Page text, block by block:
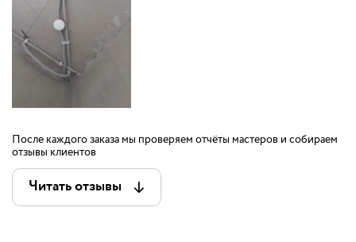
После каждого заказа мы проверяем отчёты мастеров и собираем
отзывы клиентов
Читать отзывы